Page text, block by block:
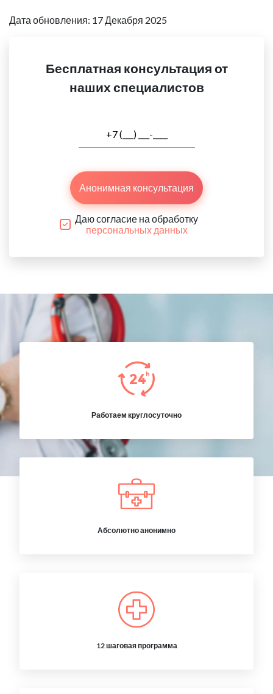
Дата обновления: 17 Декабря 2025
Бесплатная консультация от
наших специалистов
Анонимная консультация
Даю согласие на обработку
персональных данных
Работаем круглосуточно
Абсолютно анонимно
12 шаговая программа